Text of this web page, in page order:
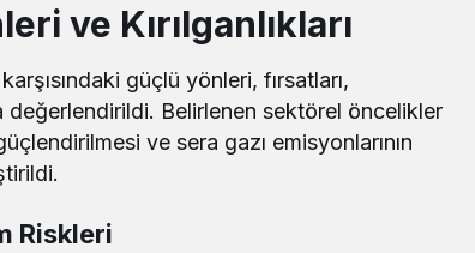
ve Kırılganlıkları
güçlü yönleri, fırsatları,
değerlendirildi. Belirlenen sektörel öncelikler
ve sera gazı emisyonlarının
Riskleri